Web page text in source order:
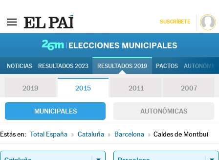
SUSCRÍBETE
NOTICIAS RESULTADOS 2023 RESULTADOS 2019 PACTOS
2019 2015 2011 2007
MUNICIPALES AUTONÓMICAS
Estás en: Total España » Cataluña » Barcelona » Caldes de Montbui